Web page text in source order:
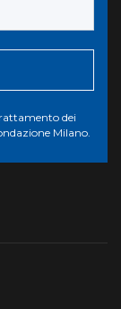
dei
Milano.